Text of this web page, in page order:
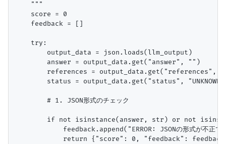
    """
    score = 0
    feedback = []
    try:
        output_data = json.loads(llm_output)
        answer = output_data.get("answer", "")
references = output_data.get("references",
status = output_data.get("status",
        # 1. JSON形式のチェック
if not isinstance(answer, str) or not
feedback.append("ERROR: JSONの形式が不正で
return {"score": 0, "feedback":